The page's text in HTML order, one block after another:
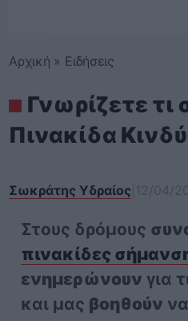
Αρχική » Ειδήσεις
Γνωρίζετε τι
Πινακίδα
Σωκράτης Υδραίος
Στους δρόμους
πινακίδες
ενημερώνουν για
και μας βοηθούν να